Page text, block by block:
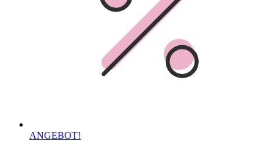
ANGEBOT!